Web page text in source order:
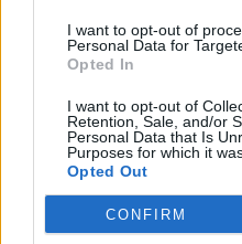
I want to opt-out of
Personal Data for
Opted In
I want to opt-out of
Retention, Sale, and/or
Personal Data that Is
Purposes for which it
Opted Out
CONFIRM
prejavuje rôznymi
ste pre neho
opraviť svoje správanie